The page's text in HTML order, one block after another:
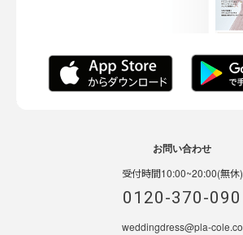
お問い合わせ
受付時間10:00~20:00(無休)
0120-370-090
weddingdress@pla-cole.co